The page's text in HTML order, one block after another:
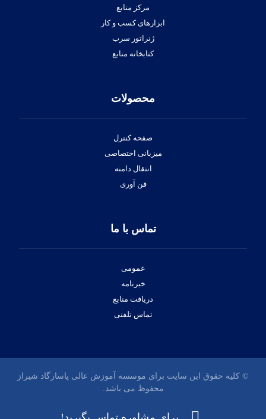
مرکز منابع
ابزارهای کسب و کار
ژنراتور سرب
کتابخانه منابع
محصولات
صفحه کنترل
میزبانی اختصاصی
انتقال دامنه
فن آوری
تماس با ما
عمومی
خبرنامه
دریافت منابع
تماس تلفنی
© کلیه حقوق این سایت برای موسسه آموزش عالی پاسارگاد شیراز
محفوظ می باشد.